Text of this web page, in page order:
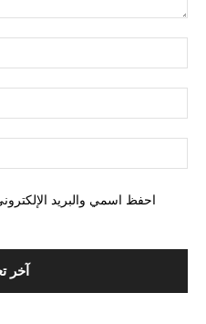
احفظ اسمي والبريد